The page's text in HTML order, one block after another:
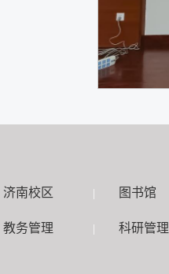
济南校区 | 图书馆
教务管理 | 科研管理